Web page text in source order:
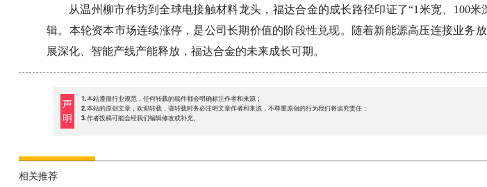
从温州柳市作坊到全球电接触材料龙头，福达合金的成长路径印证了“1米宽、100米
辑。本轮资本市场连续涨停，是公司长期价值的阶段性兑现。随着新能源高压连接业务
展深化、智能产线产能释放，福达合金的未来成长可期。
声
明
1.本站遵循行业规范，任何转载的稿件都会明确标注作者和来源；
2.本站的原创文章，欢迎转载，请转载时务必注明文章作者和来源，不尊重原创的行为我们将追究责任；
3.作者投稿可能会经我们编辑修改或补充。
相关推荐